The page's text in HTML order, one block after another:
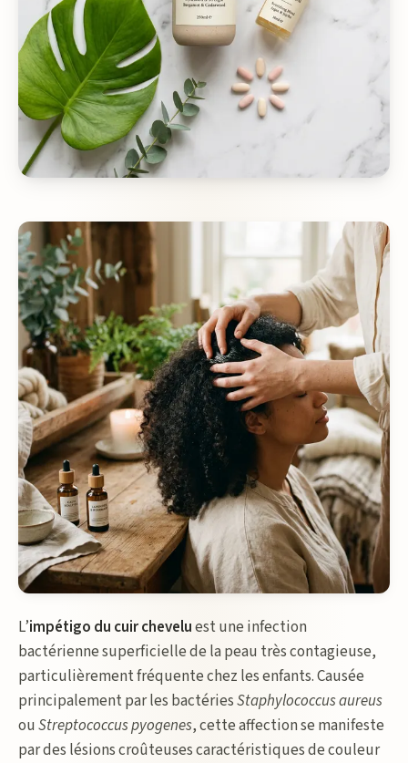
L’impétigo du cuir cheveluest une infection
bactérienne superficielle de la peau très contagieuse,
particulièrement fréquente chez les enfants. Causée
principalement par les bactériesStaphylococcus aureus
ouStreptococcus pyogenes, cette affection se manifeste
par des lésions croûteuses caractéristiques de couleur